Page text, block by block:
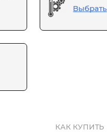
Выбрать
КАК КУПИТЬ